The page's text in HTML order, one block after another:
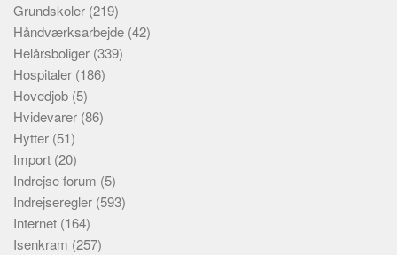
Grundskoler (219)
Håndværksarbejde (42)
Helårsboliger (339)
Hospitaler (186)
Hovedjob (5)
Hvidevarer (86)
Hytter (51)
Import (20)
Indrejse forum (5)
Indrejseregler (593)
Internet (164)
Isenkram (257)